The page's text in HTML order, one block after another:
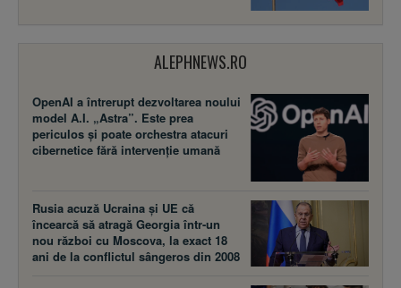
ALEPHNEWS.RO
OpenAI a întrerupt dezvoltarea noului
model A.I. „Astra”. Este prea
periculos și poate orchestra atacuri
cibernetice fără intervenție umană
Rusia acuză Ucraina şi UE că
încearcă să atragă Georgia într-un
nou război cu Moscova, la exact 18
ani de la conflictul sângeros din 2008